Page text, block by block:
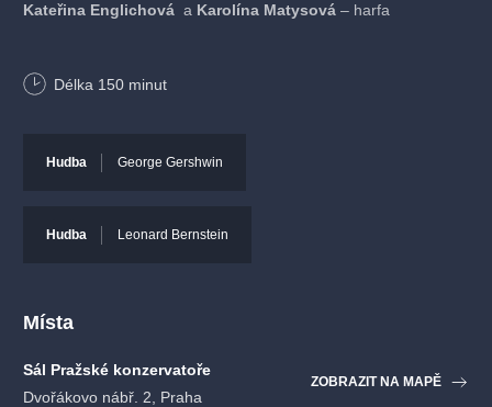
Kateřina Englichová a Karolína Matysová – harfa
Délka 150 minut
Hudba George Gershwin
Hudba Leonard Bernstein
Místa
Sál Pražské konzervatoře
Dvořákovo nábř. 2, Praha
ZOBRAZIT NA MAPĚ